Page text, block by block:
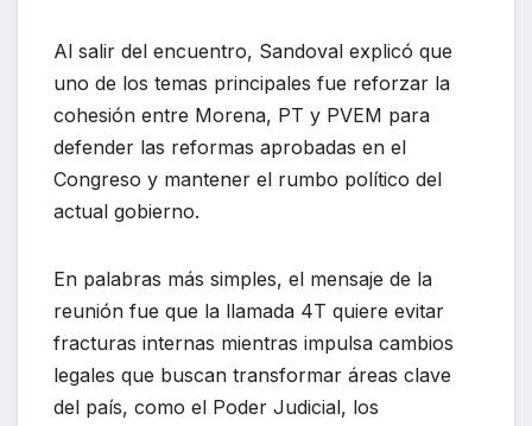
Al salir del encuentro, Sandoval explicó que
uno de los temas principales fue reforzar la
cohesión entre Morena, PT y PVEM para
defender las reformas aprobadas en el
Congreso y mantener el rumbo político del
actual gobierno.
En palabras más simples, el mensaje de la
reunión fue que la llamada 4T quiere evitar
fracturas internas mientras impulsa cambios
legales que buscan transformar áreas clave
del país, como el Poder Judicial, los